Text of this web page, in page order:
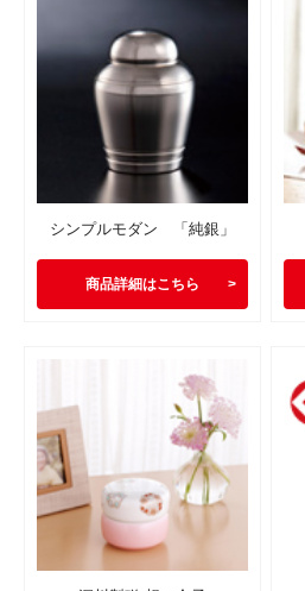
シンプルモダン 「純銀」
商品詳細はこちら